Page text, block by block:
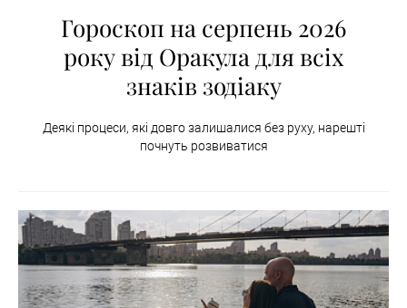
Гороскоп на серпень 2026
року від Оракула для всіх
знаків зодіаку
Деякі процеси, які довго залишалися без руху, нарешті
почнуть розвиватися